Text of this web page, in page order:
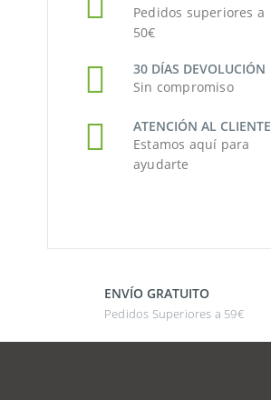
Pedidos superiores a
50€
30 DÍAS DEVOLUCIÓN
Sin compromiso
ATENCIÓN AL CLIENTE
Estamos aquí para
ayudarte
ENVÍO GRATUITO
Pedidos Superiores a 59€